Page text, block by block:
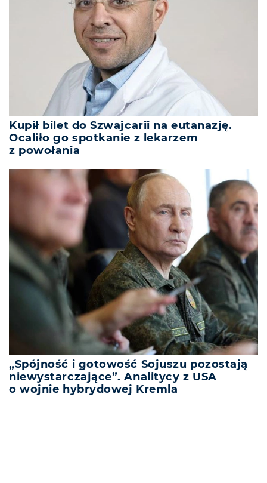
Kupił bilet do Szwajcarii na eutanazję.
Ocaliło go spotkanie z lekarzem
z powołania
„Spójność i gotowość Sojuszu pozostają
niewystarczające”. Analitycy z USA
o wojnie hybrydowej Kremla